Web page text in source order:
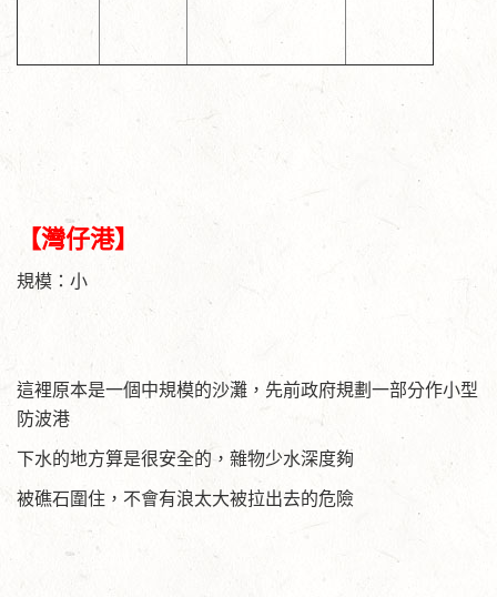
【灣仔港】
規模：小
這裡原本是一個中規模的沙灘，先前政府規劃一部分作小型
防波港
下水的地方算是很安全的，雜物少水深度夠
被礁石圍住，不會有浪太大被拉出去的危險